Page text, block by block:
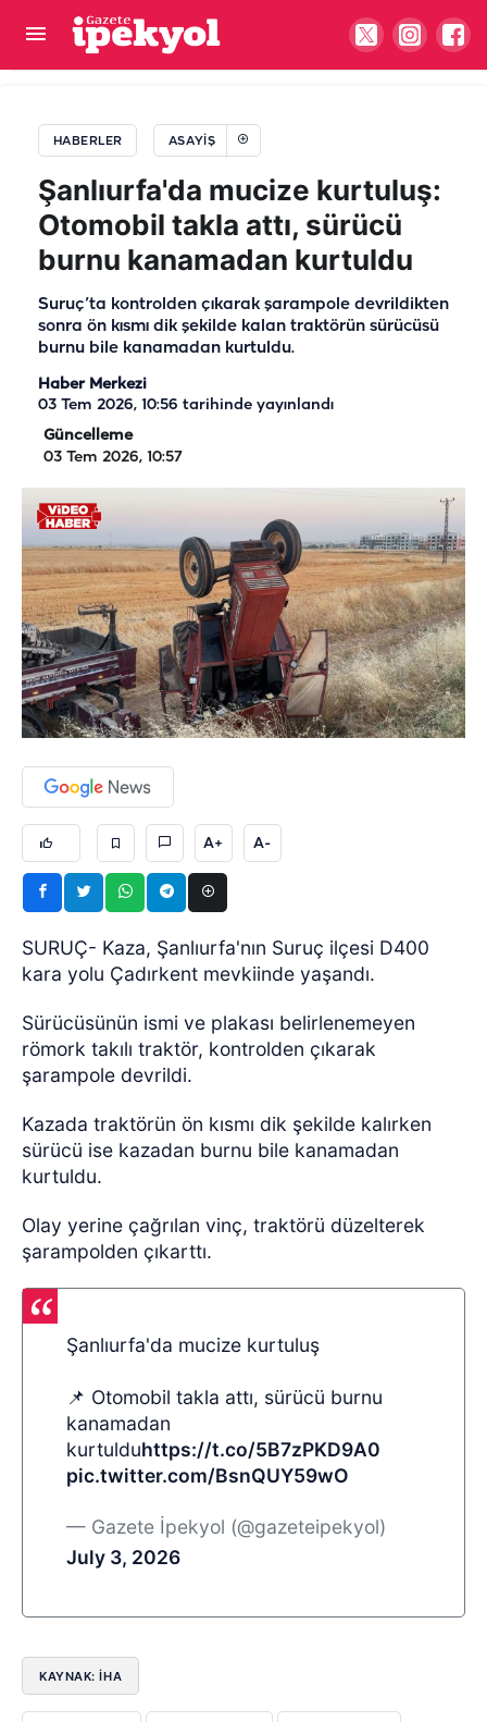
HABERLER ASAYIŞ
Şanlıurfa'da mucize kurtuluş:
Otomobil takla attı, sürücü
burnu kanamadan kurtuldu
Suruç’ta kontrolden çıkarak şarampole devrildikten
sonra ön kısmı dik şekilde kalan traktörün sürücüsü
burnu bile kanamadan kurtuldu.
Haber Merkezi
03 Tem 2026, 10:56 tarihinde yayınlandı
Güncelleme
03 Tem 2026, 10:57
A+ A-
SURUÇ- Kaza, Şanlıurfa'nın Suruç ilçesi D400
kara yolu Çadırkent mevkiinde yaşandı.
Sürücüsünün ismi ve plakası belirlenemeyen
römork takılı traktör, kontrolden çıkarak
şarampole devrildi.
Kazada traktörün ön kısmı dik şekilde kalırken
sürücü ise kazadan burnu bile kanamadan
kurtuldu.
Olay yerine çağrılan vinç, traktörü düzelterek
şarampolden çıkarttı.
Şanlıurfa'da mucize kurtuluş
📌 Otomobil takla attı, sürücü burnu
kanamadan
kurtulduhttps://t.co/5B7zPKD9A0
pic.twitter.com/BsnQUY59wO
— Gazete İpekyol (@gazeteipekyol)
July 3, 2026
KAYNAK: İHA
Şanlıurfa’da sürücüyü şaşırtan ses: Motor